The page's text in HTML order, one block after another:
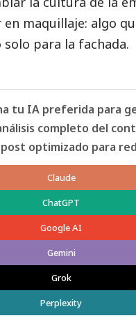
en maquillaje: algo
solo para la
tu IA preferida para
completo del
optimizado para
Claude
ChatGPT
Google AI
Gemini
Grok
Perplexity